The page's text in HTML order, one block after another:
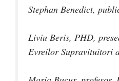
Stephan Benedict,
Liviu Beris, PHD,
Evreilor Supravituitori